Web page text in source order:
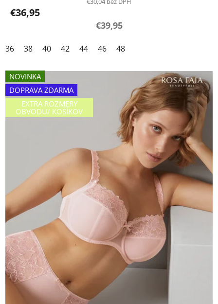
€36,95
€39,95
36 38 40 42 44 46 48
NOVINKA
DOPRAVA ZDARMA
EXTRA ROZMERY
OBVODU/ KOŠÍKOV